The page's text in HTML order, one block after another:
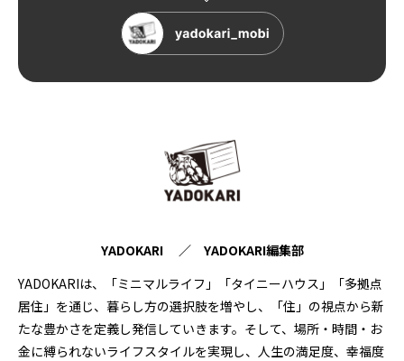
YADOKARI ／ YADOKARI編集部
YADOKARIは、「ミニマルライフ」「タイニーハウス」「多拠点
居住」を通じ、暮らし方の選択肢を増やし、「住」の視点から新
たな豊かさを定義し発信していきます。そして、場所・時間・お
金に縛られないライフスタイルを実現し、人生の満足度、幸福度